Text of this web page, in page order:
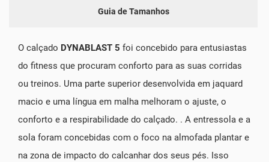
Guia de Tamanhos
O calçado DYNABLAST 5 foi concebido para entusiastas
do fitness que procuram conforto para as suas corridas
ou treinos. Uma parte superior desenvolvida em jaquard
macio e uma língua em malha melhoram o ajuste, o
conforto e a respirabilidade do calçado. . A entressola e a
sola foram concebidas com o foco na almofada plantar e
na zona de impacto do calcanhar dos seus pés. Isso